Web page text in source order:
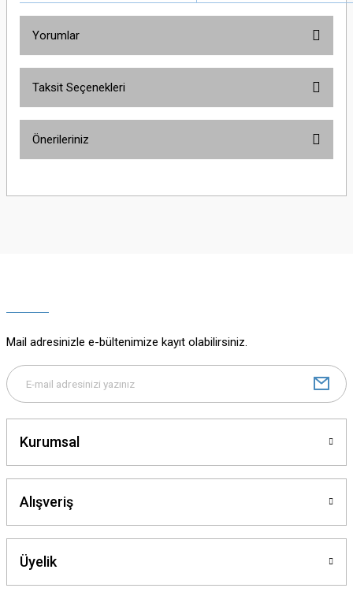
Yorumlar
Taksit Seçenekleri
Önerileriniz
yetersiz gördüğünüz noktaları öneri formunu kullanarak tarafımıza
Bu ürüne benzer farklı alternatifler olmalı.
Mail adresinizle e-bültenimize kayıt olabilirsiniz.
Kurumsal
Alışveriş
Üyelik